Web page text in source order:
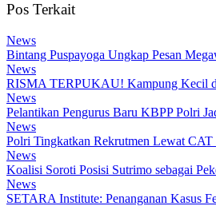
Pos Terkait
News
Bintang Puspayoga Ungkap Pesan
News
RISMA TERPUKAU! Kampung Kecil di
News
Pelantikan Pengurus Baru KBPP Polri
News
Polri Tingkatkan Rekrutmen Lewat
News
Koalisi Soroti Posisi Sutrimo sebagai
News
SETARA Institute: Penanganan Kasus